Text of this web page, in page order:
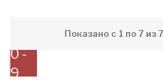
Показано с 1 по 7 из
0 -
9